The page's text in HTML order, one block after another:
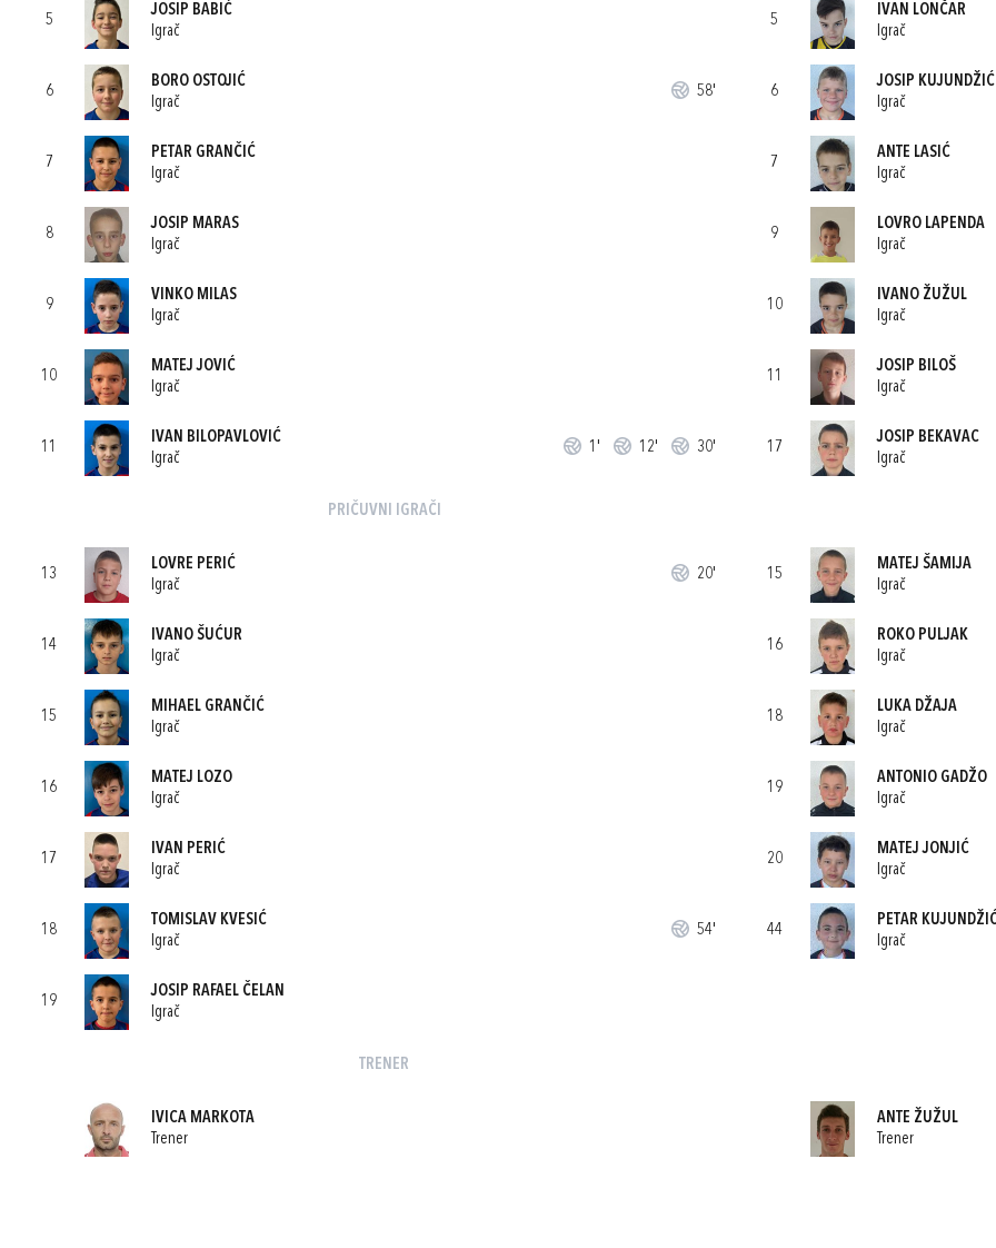
5
JOSIP BABIĆ
Igrač
6
BORO OSTOJIĆ
Igrač
58'
7
PETAR GRANČIĆ
Igrač
8
JOSIP MARAS
Igrač
9
VINKO MILAS
Igrač
10
MATEJ JOVIĆ
Igrač
11
IVAN BILOPAVLOVIĆ
Igrač
1' 12' 30'
PRIČUVNI IGRAČI
13
LOVRE PERIĆ
Igrač
20'
14
IVANO ŠUĆUR
Igrač
15
MIHAEL GRANČIĆ
Igrač
16
MATEJ LOZO
Igrač
17
IVAN PERIĆ
Igrač
18
TOMISLAV KVESIĆ
Igrač
54'
19
JOSIP RAFAEL ČELAN
Igrač
TRENER
IVICA MARKOTA
Trener
5
IVAN LONČAR
Igrač
6
JOSIP KUJUNDŽIĆ
Igrač
7
ANTE LASIĆ
Igrač
9
LOVRO LAPENDA
Igrač
10
IVANO ŽUŽUL
Igrač
11
JOSIP BILOŠ
Igrač
17
JOSIP BEKAVAC
Igrač
15
MATEJ ŠAMIJA
Igrač
16
ROKO PULJAK
Igrač
18
LUKA DŽAJA
Igrač
19
ANTONIO GADŽO
Igrač
20
MATEJ JONJIĆ
Igrač
44
PETAR
Igrač
ANTE ŽUŽUL
Trener